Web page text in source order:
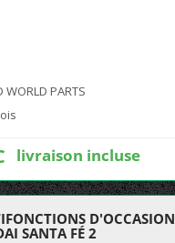
WORLD PARTS
livraison incluse
D'OCCASION
SANTA FÉ 2